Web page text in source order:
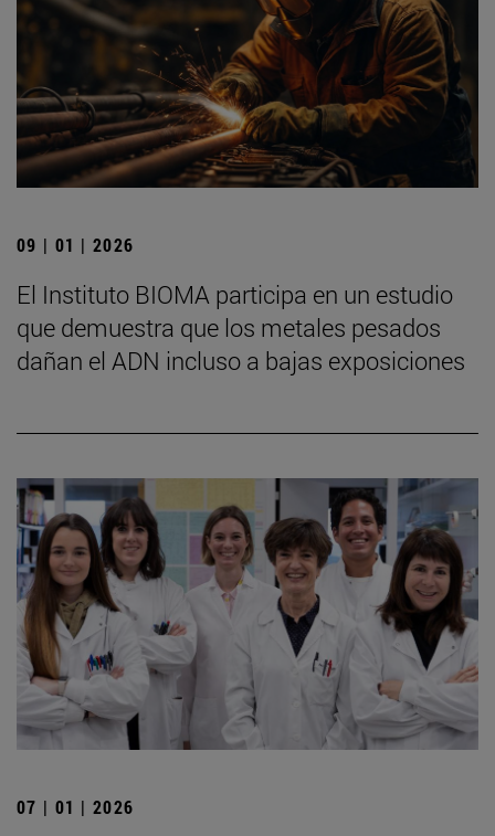
09 | 01 | 2026
El Instituto BIOMA participa en un estudio
que demuestra que los metales pesados
dañan el ADN incluso a bajas exposiciones
07 | 01 | 2026